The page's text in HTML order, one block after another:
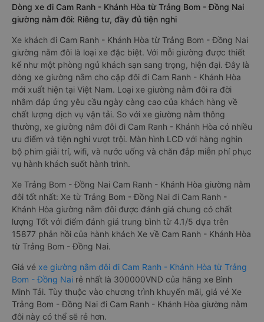
Dòng xe đi Cam Ranh - Khánh Hòa từ Trảng Bom - Đồng Nai
giường nằm đôi: Riêng tư, đầy đủ tiện nghi
Xe khách đi Cam Ranh - Khánh Hòa từ Trảng Bom - Đồng Nai
giường nằm đôi là loại xe đặc biệt. Với mỗi giường được thiết
kế như một phòng ngủ khách sạn sang trọng, hiện đại. Đây là
dòng xe giường nằm cho cặp đôi đi Cam Ranh - Khánh Hòa
mới xuất hiện tại Việt Nam. Loại xe giường nằm đôi ra đời
nhằm đáp ứng yêu cầu ngày càng cao của khách hàng về
chất lượng dịch vụ vận tải. So với xe giường nằm thông
thường, xe giường nằm đôi đi Cam Ranh - Khánh Hòa có nhiều
ưu điểm và tiện nghi vượt trội. Màn hình LCD với hàng nghìn
bộ phim giải trí, wifi, và nước uống và chăn đắp miễn phí phục
vụ hành khách suốt hành trình.
Xe Trảng Bom - Đồng Nai Cam Ranh - Khánh Hòa giường nằm
đôi tốt nhất: Xe từ Trảng Bom - Đồng Nai đi Cam Ranh -
Khánh Hòa giường nằm đôi được đánh giá chung có chất
lượng Tốt với điểm đánh giá trung bình từ 4.1/5 dựa trên
15877 phản hồi của hành khách Xe về Cam Ranh - Khánh Hòa
từ Trảng Bom - Đồng Nai.
Giá vé xe giường nằm đôi đi Cam Ranh - Khánh Hòa từ Trảng
Bom - Đồng Nai rẻ nhất là 300000VND của hãng xe Bình
Minh Tải. Tùy thuộc vào chương trình khuyến mãi, giá vé Xe
Trảng Bom - Đồng Nai đi Cam Ranh - Khánh Hòa giường nằm
đôi này có thể sẽ rẻ hơn.